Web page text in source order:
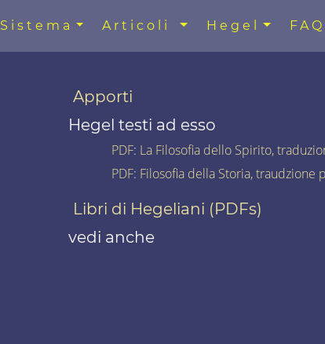
Sistema Articoli Hegel FAQ
Apporti
Hegel testi ad esso
PDF: La Filosofia dello Spirito,
PDF: Filosofia della Storia, traudzione
Libri di Hegeliani (PDFs)
vedi anche